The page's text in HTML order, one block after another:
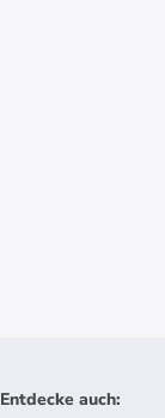
Entdecke auch: